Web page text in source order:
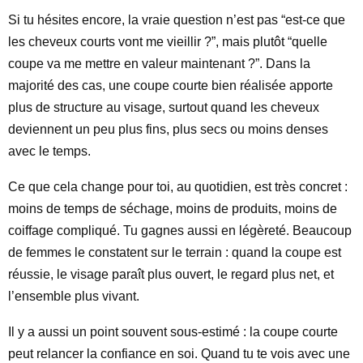
Si tu hésites encore, la vraie question n’est pas “est-ce que
les cheveux courts vont me vieillir ?”, mais plutôt “quelle
coupe va me mettre en valeur maintenant ?”. Dans la
majorité des cas, une coupe courte bien réalisée apporte
plus de structure au visage, surtout quand les cheveux
deviennent un peu plus fins, plus secs ou moins denses
avec le temps.
Ce que cela change pour toi, au quotidien, est très concret :
moins de temps de séchage, moins de produits, moins de
coiffage compliqué. Tu gagnes aussi en légèreté. Beaucoup
de femmes le constatent sur le terrain : quand la coupe est
réussie, le visage paraît plus ouvert, le regard plus net, et
l’ensemble plus vivant.
Il y a aussi un point souvent sous-estimé : la coupe courte
peut relancer la confiance en soi. Quand tu te vois avec une